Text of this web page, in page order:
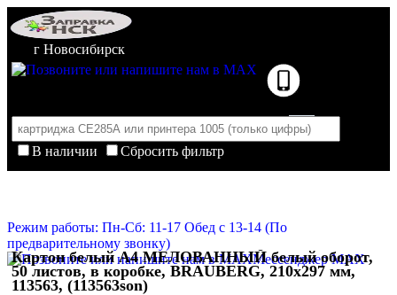
г Новосибирск
В наличии
Сбросить фильтр
Корзина пуста
Режим работы: Пн-Сб: 11-17 Обед с 13-14 (По
предварительному звонку)
Мессенджер MAX
Картон белый А4 МЕЛОВАННЫЙ белый оборот,
50 листов, в коробке, BRAUBERG, 210х297 мм,
113563, (113563son)